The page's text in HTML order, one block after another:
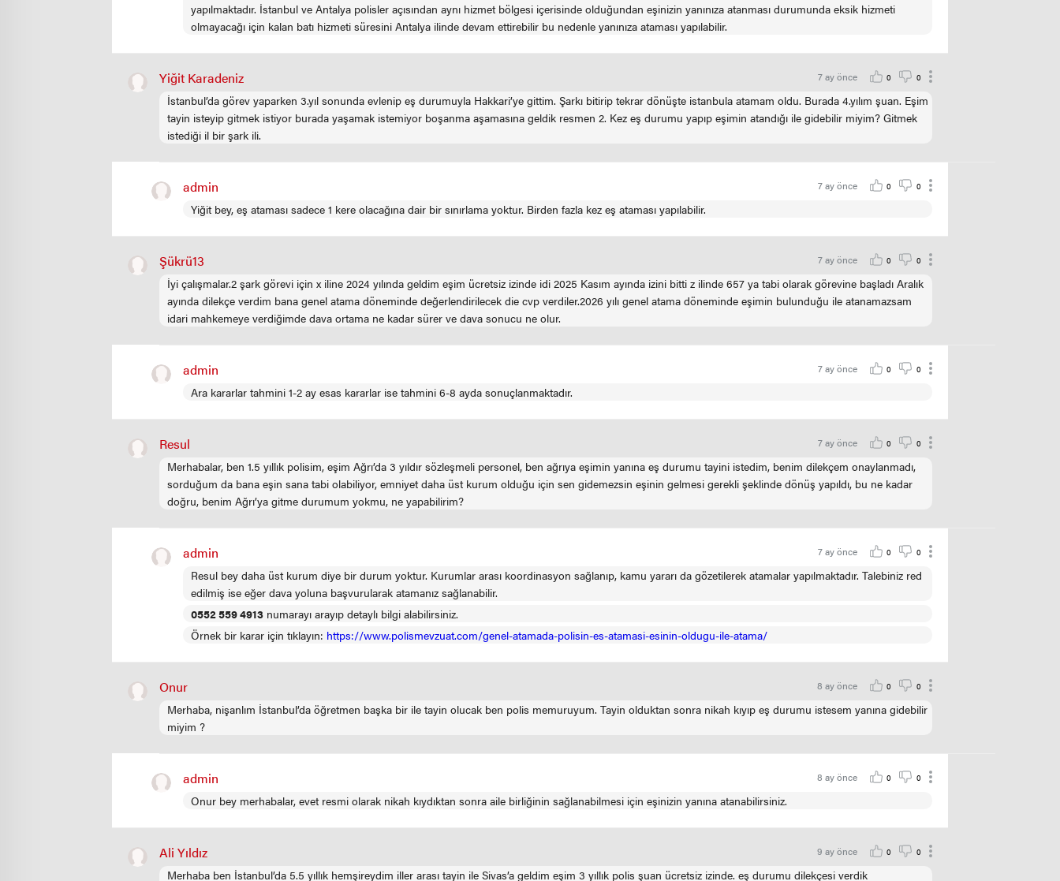
yapılmaktadır. İstanbul ve Antalya polisler açısından aynı hizmet bölgesi içerisinde olduğundan eşinizin yanınıza atanması durumunda eksik hizmeti
olmayacağı için kalan batı hizmeti süresini Antalya ilinde devam ettirebilir bu nedenle yanınıza ataması yapılabilir.
Yiğit Karadeniz 7 ay önce 0 0
İstanbul’da görev yaparken 3.yıl sonunda evlenip eş durumuyla Hakkari’ye gittim. Şarkı bitirip tekrar dönüşte istanbula atamam oldu. Burada 4.yılım şuan. Eşim
tayin isteyip gitmek istiyor burada yaşamak istemiyor boşanma aşamasına geldik resmen 2. Kez eş durumu yapıp eşimin atandığı ile gidebilir miyim? Gitmek
istediği il bir şark ili.
admin 7 ay önce 0 0
Yiğit bey, eş ataması sadece 1 kere olacağına dair bir sınırlama yoktur. Birden fazla kez eş ataması yapılabilir.
Şükrü13 7 ay önce 0 0
İyi çalışmalar.2 şark görevi için x iline 2024 yılında geldim eşim ücretsiz izinde idi 2025 Kasım ayında izini bitti z ilinde 657 ya tabi olarak görevine başladı Aralık
ayında dilekçe verdim bana genel atama döneminde değerlendirilecek die cvp verdiler.2026 yılı genel atama döneminde eşimin bulunduğu ile atanamazsam
idari mahkemeye verdiğimde dava ortama ne kadar sürer ve dava sonucu ne olur.
admin 7 ay önce 0 0
Ara kararlar tahmini 1-2 ay esas kararlar ise tahmini 6-8 ayda sonuçlanmaktadır.
Resul 7 ay önce 0 0
Merhabalar, ben 1.5 yıllık polisim, eşim Ağrı’da 3 yıldır sözleşmeli personel, ben ağrıya eşimin yanına eş durumu tayini istedim, benim dilekçem onaylanmadı,
sorduğum da bana eşin sana tabi olabiliyor, emniyet daha üst kurum olduğu için sen gidemezsin eşinin gelmesi gerekli şeklinde dönüş yapıldı, bu ne kadar
doğru, benim Ağrı’ya gitme durumum yokmu, ne yapabilirim?
admin 7 ay önce 0 0
Resul bey daha üst kurum diye bir durum yoktur. Kurumlar arası koordinasyon sağlanıp, kamu yararı da gözetilerek atamalar yapılmaktadır. Talebiniz red
edilmiş ise eğer dava yoluna başvurularak atamanız sağlanabilir.
0552 559 4913 numarayı arayıp detaylı bilgi alabilirsiniz.
Örnek bir karar için tıklayın: https://www.polismevzuat.com/genel-atamada-polisin-es-atamasi-esinin-oldugu-ile-atama/
Onur 8 ay önce 0 0
Merhaba, nişanlım İstanbul’da öğretmen başka bir ile tayin olucak ben polis memuruyum. Tayin olduktan sonra nikah kıyıp eş durumu istesem yanına gidebilir
miyim ?
admin 8 ay önce 0 0
Onur bey merhabalar, evet resmi olarak nikah kıydıktan sonra aile birliğinin sağlanabilmesi için eşinizin yanına atanabilirsiniz.
Ali Yıldız 9 ay önce 0 0
Merhaba ben İstanbul’da 5.5 yıllık hemşireydim iller arası tayin ile Sivas’a geldim eşim 3 yıllık polis şuan ücretsiz izinde. eş durumu dilekçesi verdik